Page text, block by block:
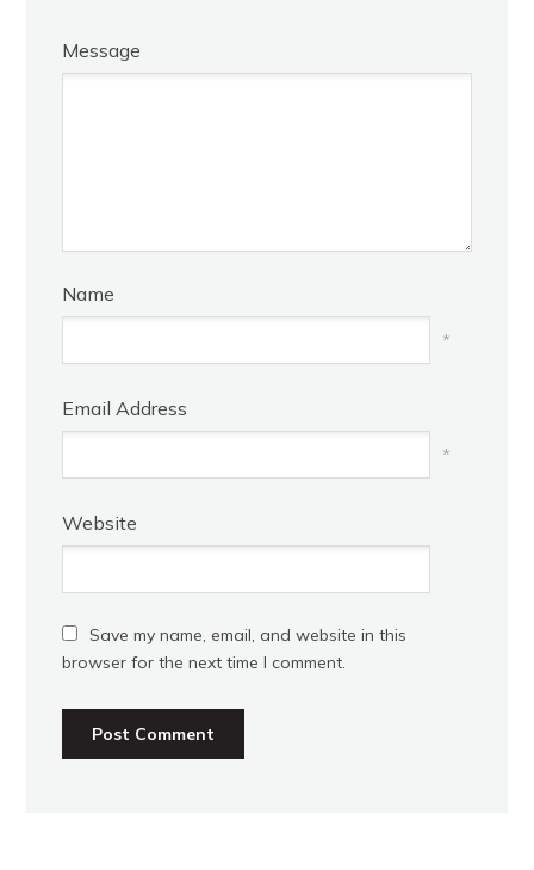
Message
Name
*
Email Address
*
Website
Save my name, email, and website in this
browser for the next time I comment.